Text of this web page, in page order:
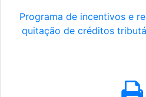
Programa de incentivos e
quitação de créditos